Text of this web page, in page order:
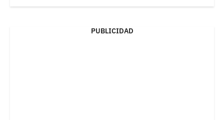
PUBLICIDAD